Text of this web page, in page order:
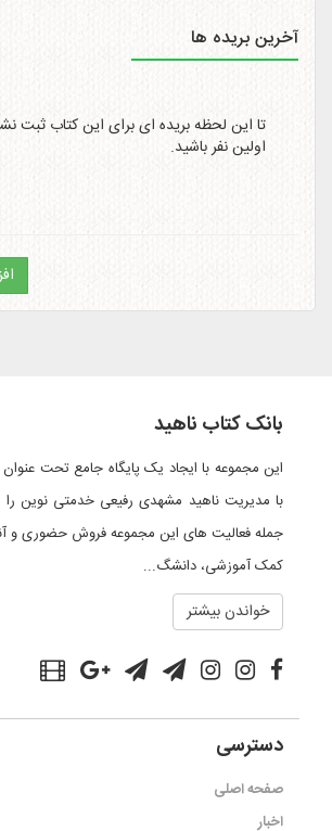
آخرین بریده ها
تا این لحظه بریده ای برای این کتاب ثبت
اولین نفر باشید.
بانک کتاب ناهید
این مجموعه با ایجاد یک پایگاه جامع تحت
با مدیریت ناهید مشهدی رفیعی خدمتی نوین را
جمله فعالیت های این مجموعه فروش حضوری و
کمک آموزشی، دانشگ...
خواندن بیشتر
دسترسی
صفحه اصلی
اخبار